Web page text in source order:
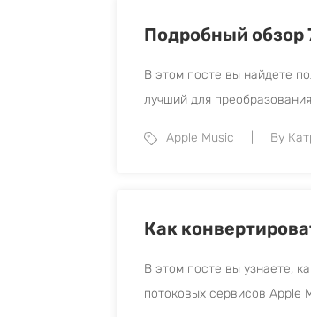
Подробный обзор
В этом посте вы найдете
лучший для
Apple Music By
Как
В этом посте вы узнаете,
потоковых сервисов Apple